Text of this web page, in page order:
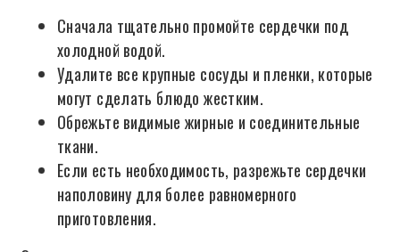
Сначала тщательно промойте сердечки под
холодной водой.
Удалите все крупные сосуды и пленки, которые
могут сделать блюдо жестким.
Обрежьте видимые жирные и соединительные
ткани.
Если есть необходимость, разрежьте сердечки
наполовину для более равномерного
приготовления.